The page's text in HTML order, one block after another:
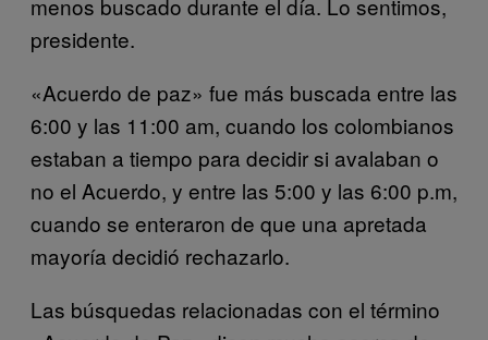
presidente.
«Acuerdo de paz» fue más buscada entre las
6:00 y las 11:00 am, cuando los colombianos
estaban a tiempo para decidir si avalaban o
no el Acuerdo, y entre las 5:00 y las 6:00 p.m,
cuando se enteraron de que una apretada
mayoría decidió rechazarlo.
Las búsquedas relacionadas con el término